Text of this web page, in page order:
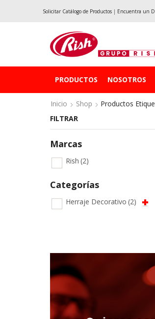
Solicitar Catálogo de Productos | Encuentra un
PRODUCTOS NOSOTROS
Inicio
Shop Productos
FILTRAR
Marcas
Rish (2)
Categorías
Herraje Decorativo (2)